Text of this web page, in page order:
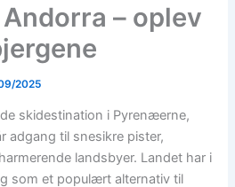
– oplev
2025
skidestination i Pyrenæerne,
adgang til snesikre pister,
landsbyer. Landet har i
som et populært alternativ til